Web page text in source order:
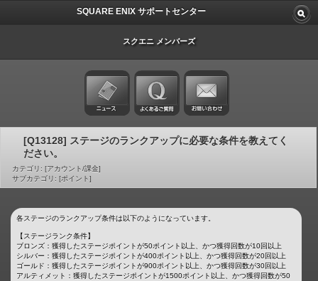
SQUARE ENIX サポートセンター
スクエニ メンバーズ
[Q13128] ステージのランクアップに必要な条件を教えてく
ださい。
カテゴリ: [アカウント/課金]
サブカテゴリ: [ポイント]
各ステージのランクアップ条件は以下のようになっています。
【ステージランク条件】
ブロンズ：獲得したステージポイントが50ポイント以上、かつ獲得回数が10回以上
シルバー：獲得したステージポイントが400ポイント以上、かつ獲得回数が20回以上
ゴールド：獲得したステージポイントが900ポイント以上、かつ獲得回数が30回以上
アルティメット：獲得したステージポイントが1500ポイント以上、かつ獲得回数が50